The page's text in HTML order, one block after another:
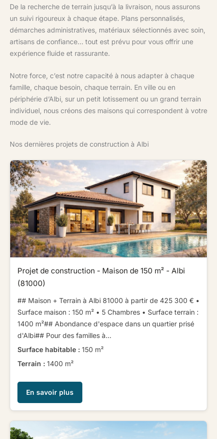
De la recherche de terrain jusqu’à la livraison, nous assurons
un suivi rigoureux à chaque étape. Plans personnalisés,
démarches administratives, matériaux sélectionnés avec soin,
artisans de confiance… tout est prévu pour vous offrir une
expérience fluide et rassurante.
Notre force, c’est notre capacité à nous adapter à chaque
famille, chaque besoin, chaque terrain. En ville ou en
périphérie d’Albi, sur un petit lotissement ou un grand terrain
individuel, nous créons des maisons qui correspondent à votre
mode de vie.
Nos dernières projets de construction à Albi
Projet de construction - Maison de 150 m² - Albi
(81000)
## Maison + Terrain à Albi 81000 à partir de 425 300 € ​ ​•
Surface maison : 150 m² • 5 Chambres • Surface terrain :
1400 m²​ ​​ ​## Abondance d'espace dans un quartier prisé
d'Albi​ ​​ ​## Pour des familles à...
Surface habitable : 150 m²
Terrain : 1400 m²
En savoir plus